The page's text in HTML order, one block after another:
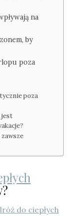
na
by
poza
poza
jest
do ciepłych